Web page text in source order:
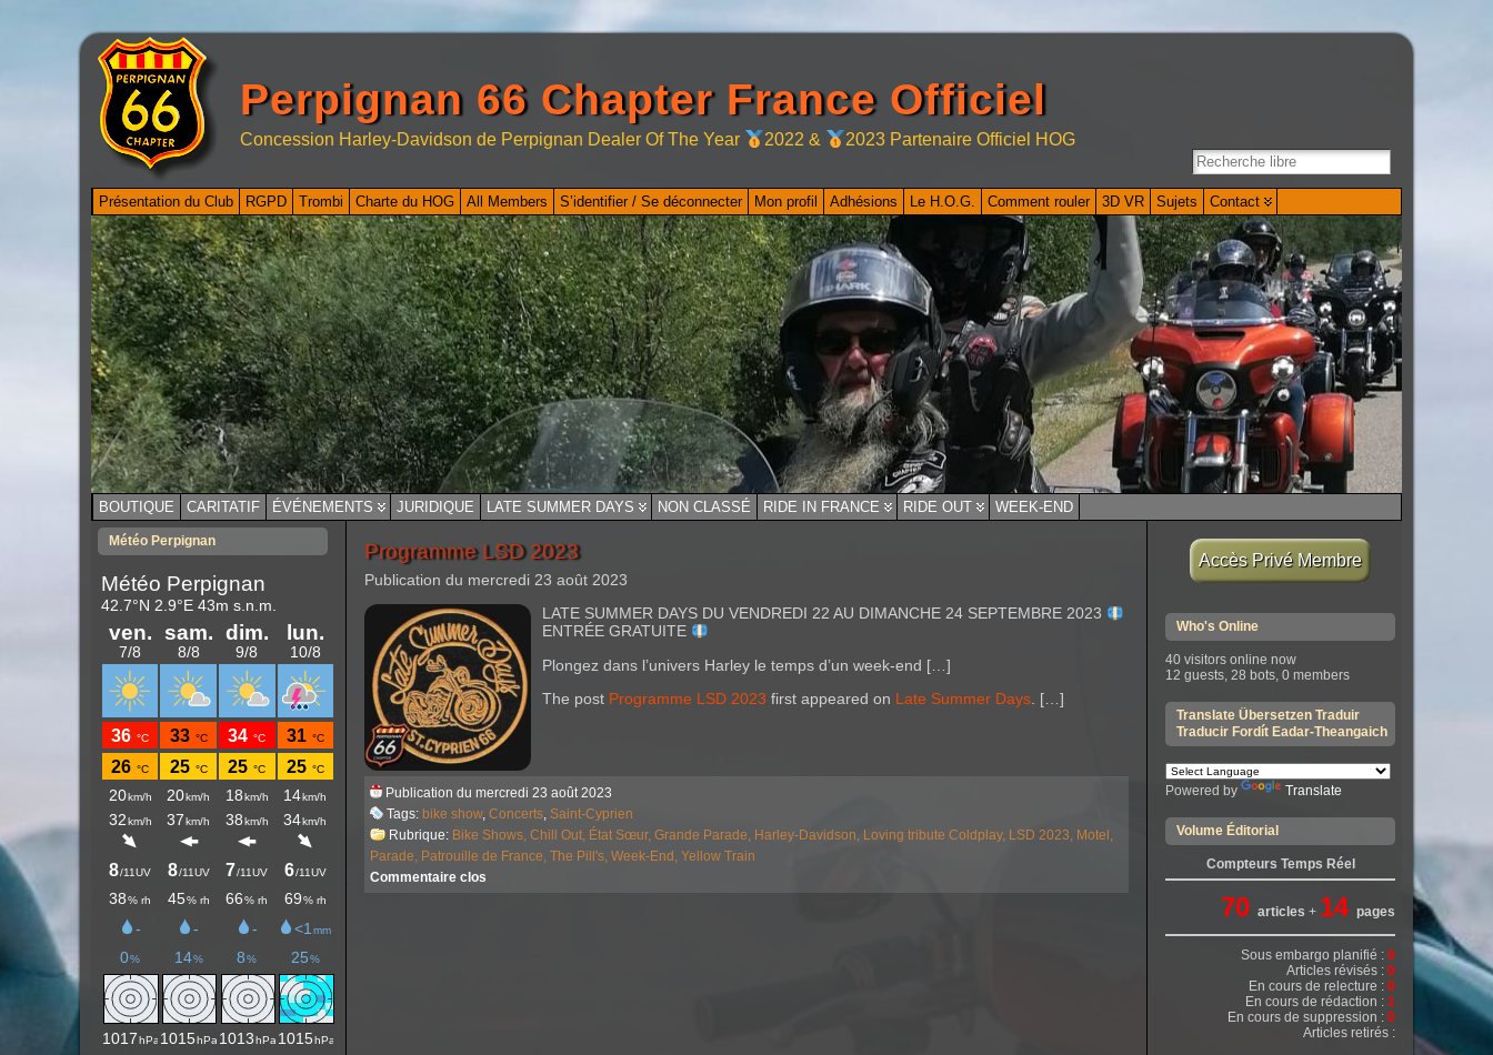
Perpignan 66 Chapter France Officiel
Concession Harley-Davidson de Perpignan Dealer Of The Year 2022 & 2023 Partenaire Officiel HOG
Présentation du Club RGPD Trombi Charte du HOG All Members S’identifier / Se déconnecter Mon profil Adhésions Le H.O.G. Comment rouler 3D VR Sujets Contact
BOUTIQUE CARITATIF ÉVÉNEMENTS JURIDIQUE LATE SUMMER DAYS NON CLASSÉ RIDE IN FRANCE RIDE OUT WEEK-END
Météo Perpignan Programme LSD 2023
Publication du mercredi 23 août 2023
LATE SUMMER DAYS DU VENDREDI 22 AU DIMANCHE 24 SEPTEMBRE 2023
ENTRÉE GRATUITE
Plongez dans l’univers Harley le temps d’un week-end […]
The post Programme LSD 2023 first appeared on Late Summer Days . […]
Publication du mercredi 23 août 2023
Tags: bike show, Concerts, Saint-Cyprien
Rubrique: Bike Shows, Chill Out, État Sœur, Grande Parade, Harley-Davidson, Loving tribute Coldplay, LSD 2023, Motel,
Parade, Patrouille de France, The Pill's, Week-End, Yellow Train
Commentaire clos
Accès Privé Membre
Who's Online
40 visitors online now
12 guests, 28 bots, 0 members
Translate Übersetzen Traduir
Traducir Fordít Eadar-Theangaich
Powered by Translate
Volume Éditorial
Compteurs Temps Réel
70 articles + 14 pages
Sous embargo planifié : 0
Articles révisés : 0
En cours de relecture : 0
En cours de rédaction : 1
En cours de suppression : 0
Articles retirés :